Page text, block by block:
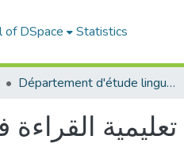
of DSpace Statistics
Département d'étude linguistique
تعليمية القراءة